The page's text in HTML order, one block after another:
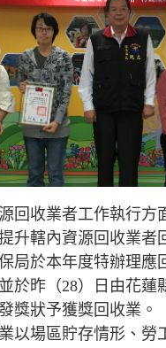
回收業者工作執行方
升轄內資源回收業者
局於本年度特辦理應
於昨（28）日由花蓮
獎狀予獲獎回收業。
以場區貯存情形、勞